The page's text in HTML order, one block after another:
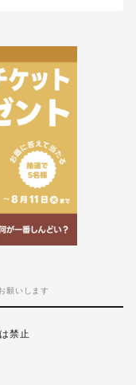
願いします
禁止